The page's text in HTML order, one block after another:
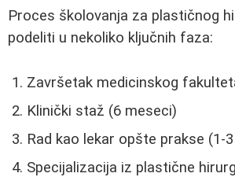
Proces školovanja za plastičnog
podeliti u nekoliko ključnih faza:
Završetak medicinskog
Klinički staž (6 meseci)
Rad kao lekar opšte prakse (1-
Specijalizacija iz plastične